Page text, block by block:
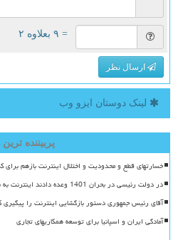
= ۹ بعلاوه ۲
ارسال نظر
لینک دوستان ایزو وب
پربیننده ترین
خسارتهای قطع و محدودیت و اختلال اینترنت بازهم برای
در دولت رئیسی در بحران 1401 وعده دادند اینترنت به طور موقت قطع می شود اما ماندگار شد
آقای رئیس جمهوری دستور بازگشایی اینترنت را پیگیری
آمادگی ایران و اسپانیا برای توسعه همکاریهای تجاری